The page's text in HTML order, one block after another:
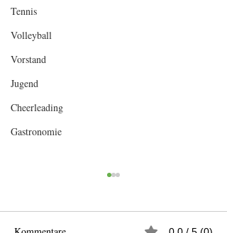
Tennis
Volleyball
Vorstand
Jugend
Cheerleading
Gastronomie